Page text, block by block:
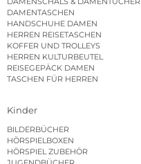
DAMENTASCHEN
HANDSCHUHE DAMEN
HERREN REISETASCHEN
KOFFER UND TROLLEYS
HERREN KULTURBEUTEL
REISEGEPÄCK DAMEN
TASCHEN FÜR HERREN
Kinder
BILDERBÜCHER
HÖRSPIELBOXEN
HÖRSPIEL ZUBEHÖR